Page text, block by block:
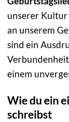
unserer Kultur
an unserem
sind ein
einem
Wie du ein
schreibst